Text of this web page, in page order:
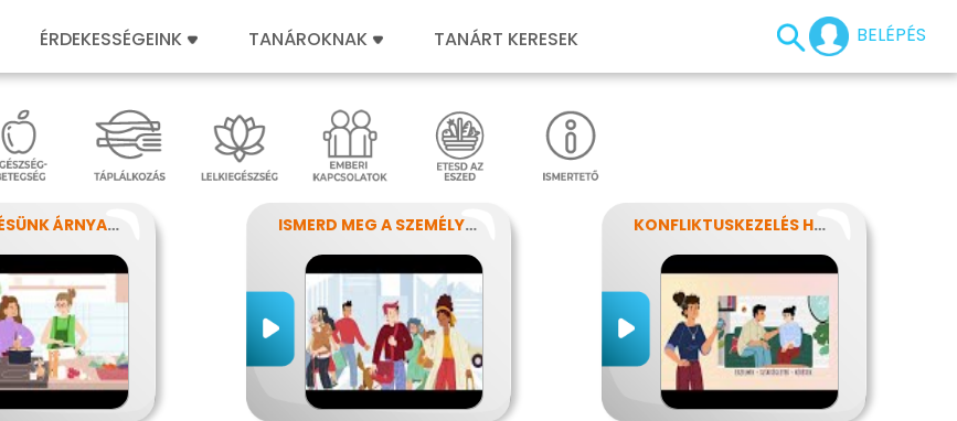
BELÉPÉS
ÉRDEKESSÉGEINK TANÁROKNAK TANÁRT KERESEK
VISELKEDÉSÜNK ÁRNYALATAI ISMERD MEG A SZEMÉLYISÉGED! KONFLIKTUSKEZELÉS HATÉKONYAN